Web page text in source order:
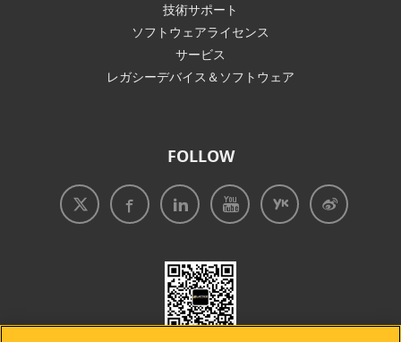
技術サポート
ソフトウェアライセンス
サービス
レガシーデバイス＆ソフトウェア
FOLLOW